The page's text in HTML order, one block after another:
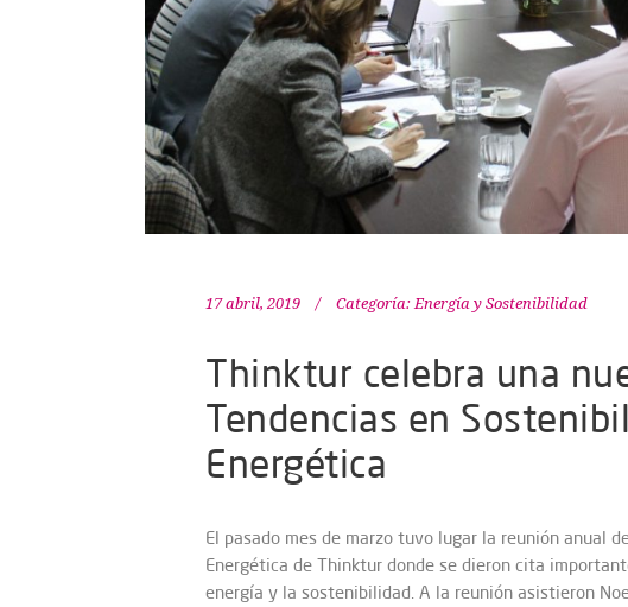
17 abril, 2019 Categoría: Energía y Sostenibilidad
Thinktur celebra una
Tendencias en
Energética
El pasado mes de marzo tuvo lugar la reunión anual
Energética de Thinktur donde se dieron cita
energía y la sostenibilidad. A la reunión asistieron